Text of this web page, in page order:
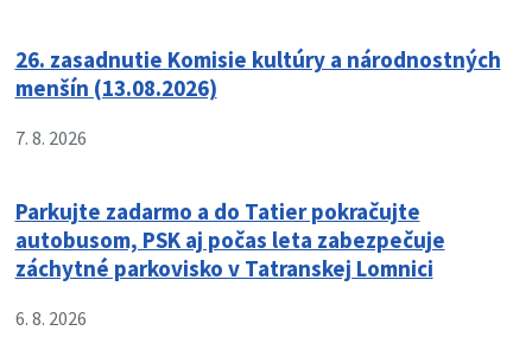
26. zasadnutie Komisie kultúry a národnostných
menšín (13.08.2026)
7. 8. 2026
Parkujte zadarmo a do Tatier pokračujte
autobusom, PSK aj počas leta zabezpečuje
záchytné parkovisko v Tatranskej Lomnici
6. 8. 2026